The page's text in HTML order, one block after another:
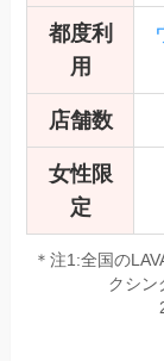
都度利
用
店舗数
女性限
定
＊注1:全国の
クシン